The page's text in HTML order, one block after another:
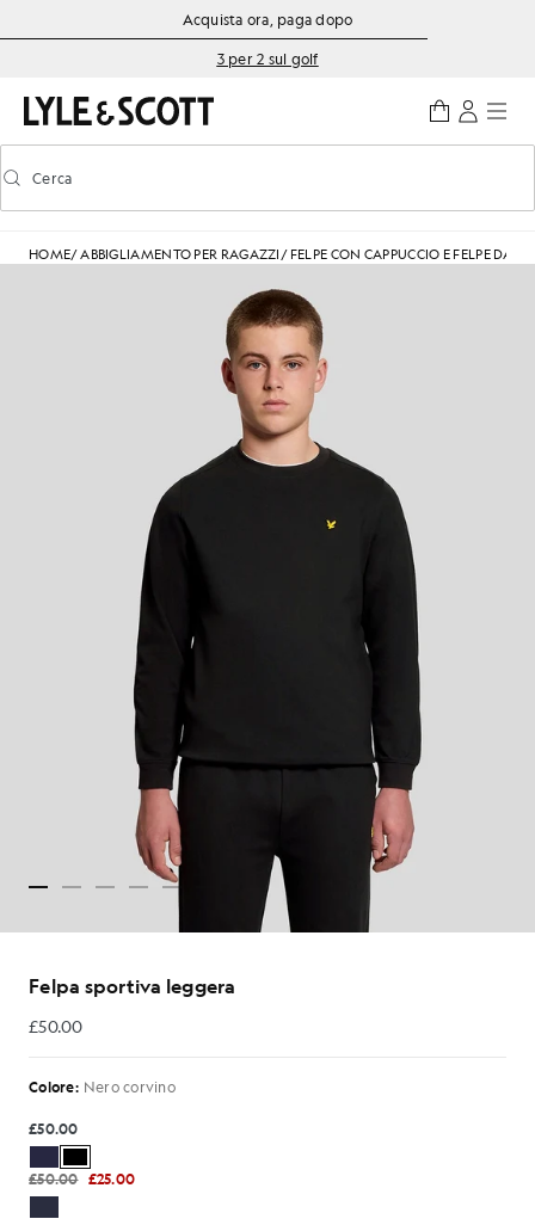
Vai al contenuto principale
Informazioni sull'accessibilitàAcquista ora, paga dopo
3 per 2 sul golf
Attiva/disattiva la ricerca predittiva
Cerca
HOME/ABBIGLIAMENTO PER RAGAZZI/ FELPE CON CAPPUCCIO E FELPE DA
Felpa sportiva leggera
£50.00
£50.00
Colore: Nero corvino
£50.00
£50.00 £25.00